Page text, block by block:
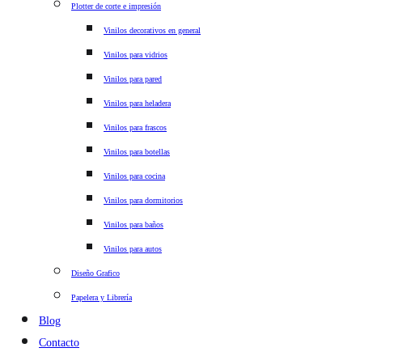
Plotter de corte e impresión
Vinilos decorativos en general
Vinilos para vidrios
Vinilos para pared
Vinilos para heladera
Vinilos para frascos
Vinilos para botellas
Vinilos para cocina
Vinilos para dormitorios
Vinilos para baños
Vinilos para autos
Diseño Grafico
Papelera y Librería
Blog
Contacto